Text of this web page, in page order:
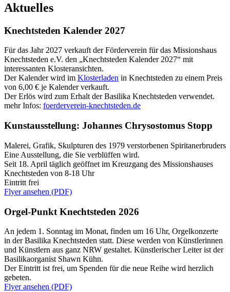
Aktuelles
Knechtsteden Kalender 2027
Für das Jahr 2027 verkauft der Förderverein für das Missionshaus
Knechtsteden e.V. den „Knechtsteden Kalender 2027“ mit
interessanten Klosteransichten.
Der Kalender wird im Klosterladen in Knechtsteden zu einem Preis
von 6,00 € je Kalender verkauft.
Der Erlös wird zum Erhalt der Basilika Knechtsteden verwendet.
mehr Infos: foerderverein-knechtsteden.de
Kunstausstellung: Johannes Chrysostomus Stopp
Malerei, Grafik, Skulpturen des 1979 verstorbenen Spiritanerbruders
Eine Ausstellung, die Sie verblüffen wird.
Seit 18. April täglich geöffnet im Kreuzgang des Missionshauses
Knechtsteden von 8-18 Uhr
Eintritt frei
Flyer ansehen (PDF)
Orgel-Punkt Knechtsteden 2026
An jedem 1. Sonntag im Monat, finden um 16 Uhr, Orgelkonzerte
in der Basilika Knechtsteden statt. Diese werden von Künstlerinnen
und Künstlern aus ganz NRW gestaltet. Künstlerischer Leiter ist der
Basilikaorganist Shawn Kühn.
Der Eintritt ist frei, um Spenden für die neue Reihe wird herzlich
gebeten.
Flyer ansehen (PDF)